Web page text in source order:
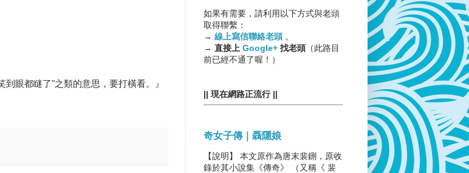
眼都瞇了"之類的意思，要打橫看。』
如果有需要，請利用以下方式與老頭
取得聯繫：
→ 線上寫信聯絡老頭 。
→ 直接上 Google+ 找老頭 （此路目
前已經不通了喔！）
|| 現在網路正流行 ||
奇女子傳｜聶隱娘
【說明】 本文原作為唐末裴鉶，原收
錄於其小說集《傳奇》 （又稱《 裴